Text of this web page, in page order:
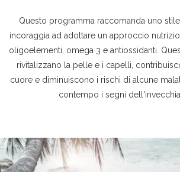
Questo programma raccomanda uno
incoraggia ad adottare un approccio
oligoelementi, omega 3 e antiossidanti.
rivitalizzano la pelle e i capelli,
cuore e diminuiscono i rischi di alcune
contempo i segni